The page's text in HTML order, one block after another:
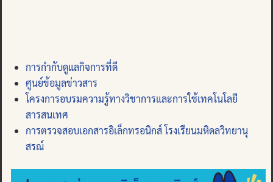
การกำกับดูแลกิจการที่ดี
ศูนย์ข้อมูลข่าวสาร
โครงการอบรมความรู้ทางวิชาการและการใช้เทคโนโลยี
สารสนเทศ
การตรวจสอบเอกสารอิเล็กทรอนิกส์ โรงเรียนมหิดลวิทยานุ
สรณ์